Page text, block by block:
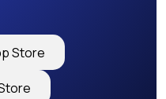
Store